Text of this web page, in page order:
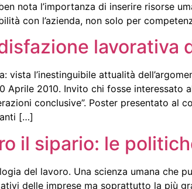
nota l’importanza di inserire risorse
con l’azienda, non solo per
lavorativa
vista l’inestinguibile attualità
Aprile 2010. Invito chi fosse interessato
conclusive”. Poster presentato
[…]
il sipario: le
del lavoro. Una scienza umana che
delle imprese ma soprattutto la più